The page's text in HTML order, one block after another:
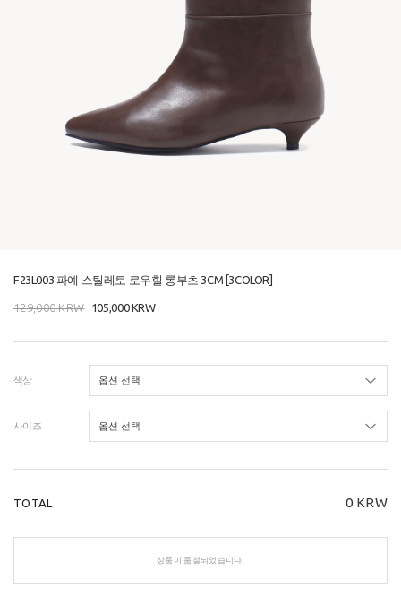
F23L003 파예 스틸레토 로우힐 롱부츠 3CM [3COLOR]
129,000KRW 105,000KRW
색상
사이즈
TOTAL 0 KRW
상품이 품절되었습니다.